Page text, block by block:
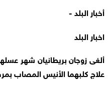
أخبار البلد -
اخبار البلد
ألغى زوجان بريطانيان شهر
علاج كلبهما الأنيس المصاب